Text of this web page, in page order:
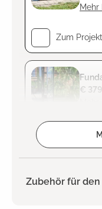
Mehr
Zum
€
Zum
Zubehör für